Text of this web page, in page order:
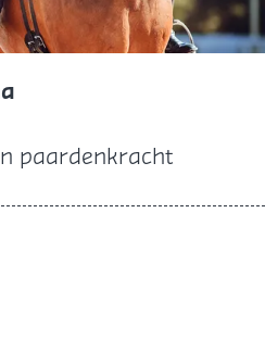
paardenkracht